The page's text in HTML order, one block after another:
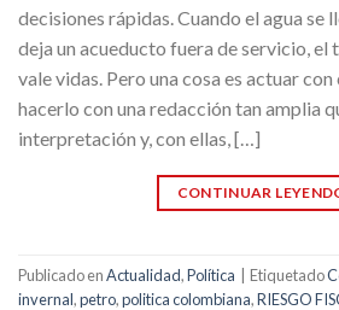
decisiones rápidas. Cuando el agua se
deja un acueducto fuera de servicio,
vale vidas. Pero una cosa es actuar
hacerlo con una redacción tan amplia
interpretación y, con ellas, […]
CONTINUAR
Publicado enActualidad,Política Etiquetado
invernal,petro,politica colombiana,RIESGO